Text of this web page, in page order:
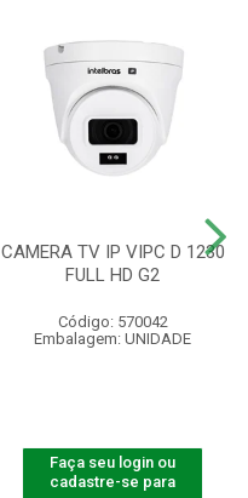
CAMERA TV IP VIPC D 1230
FULL HD G2
Código: 570042
Embalagem: UNIDADE
Faça seu login ou
cadastre-se para